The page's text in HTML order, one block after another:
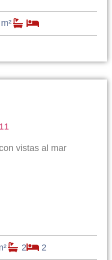
vistas al mar
2 2